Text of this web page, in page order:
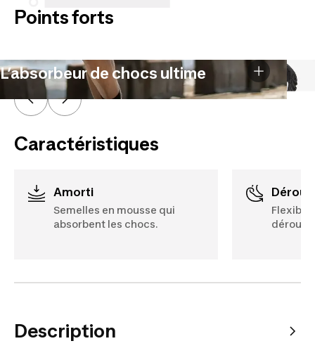
Points forts
L’absorbeur de chocs ultime
Caractéristiques
Amorti
Semelles en mousse qui
absorbent les chocs.
déroulé
Description